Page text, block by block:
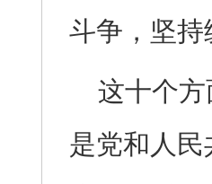
斗争，坚
这十个
是党和人